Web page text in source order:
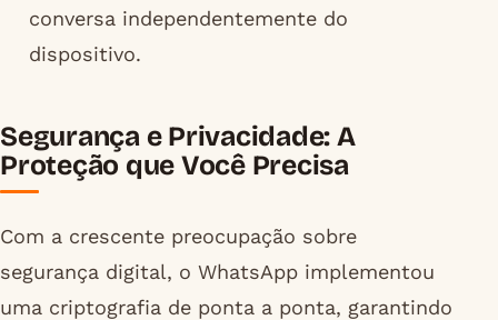
conversa independentemente do
dispositivo.
Segurança e Privacidade: A
Proteção que Você Precisa
Com a crescente preocupação sobre
segurança digital, o WhatsApp implementou
uma criptografia de ponta a ponta, garantindo